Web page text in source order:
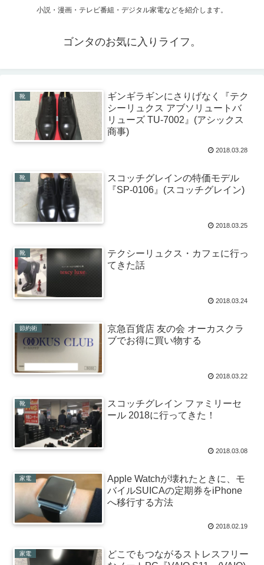
小説・漫画・テレビ番組・デジタル家電などを紹介します。
ゴンタのお気に入りライフ。
靴
ギンギラギンにさりげなく『テク
シーリュクス アブソリュートバ
リューズ TU-7002』(アシックス
商事)
2018.03.28
靴
スコッチグレインの特価モデル
『SP-0106』(スコッチグレイン)
2018.03.25
靴
テクシーリュクス・カフェに行っ
てきた話
2018.03.24
節約術
京急百貨店 友の会 オーカスクラ
ブでお得に買い物する
2018.03.22
靴
スコッチグレイン ファミリーセ
ール 2018に行ってきた！
2018.03.08
家電
Apple Watchが壊れたときに、モ
バイルSUICAの定期券をiPhone
へ移行する方法
2018.02.19
家電
どこでもつながるストレスフリー